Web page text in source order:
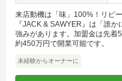
来店動機は「味」100%！リピ
『JACK & SAWYER』は「誰
強みがあります。加盟金は先着
約450万円で開業可能です。
未経験からオーナーに